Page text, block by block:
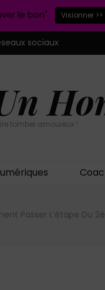
sociaux
tomber amoureux !
Passer L’étape Du
le bon" Visionner >>